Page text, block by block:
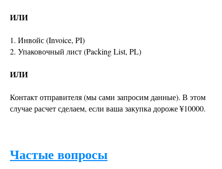
ИЛИ
1. Инвойс (Invoice, PI)
2. Упаковочный лист (Packing List, PL)
ИЛИ
Контакт отправителя (мы сами запросим данные). В этом
случае расчет сделаем, если ваша закупка дороже ¥10000.
Частые вопросы